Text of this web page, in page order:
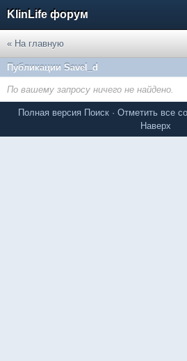
KlinLife форум
« На главную
Публикации Savel_d
По вашему запросу ничего не найдено.
Полная версия Поиск · Отметить все
Наверх